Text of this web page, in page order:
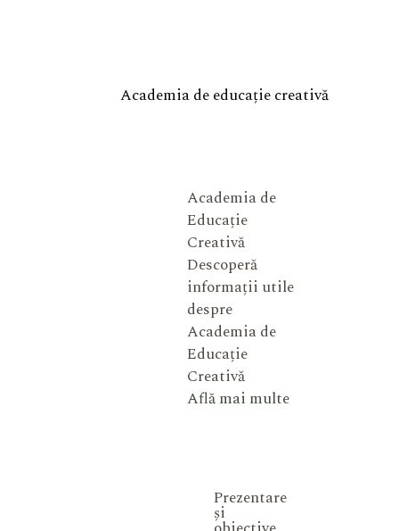
Academia de educație creativă
Academia de
Educație
Creativă
Descoperă
informații utile
despre
Academia de
Educație
Creativă
Află mai multe
Prezentare
și